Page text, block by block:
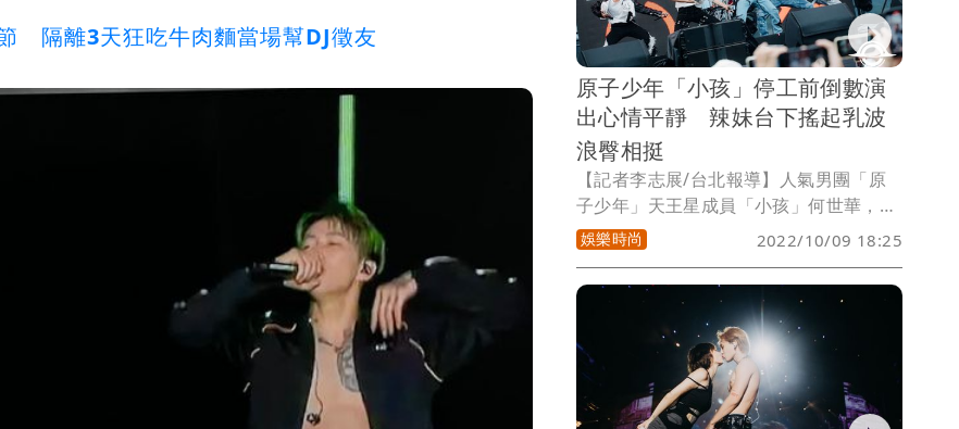
隔離3天狂吃牛肉麵當場幫DJ徵友
「Taiwanese fried chicken. YUM！」
原子少年「小孩」停工前倒數演
出心情平靜 辣妹台下搖起乳波
浪臀相挺
【記者李志展/台北報導】人氣男團「原
子少年」天王星成員「小孩」何世華，日
前被網美控他酒後硬上，該未成年網美在
媽媽的陪同下赴警局報案，小孩所屬野火
娛樂和滾石則發共同聲明，暫停何世華個
人演藝事業規劃。小孩則委託律師發聲
明，強調「從未誘拐欺騙」 ，更感嘆「遍
體鱗傷」。今「太空港音樂藝術嘉年華」
是小孩暫停演藝事業前倒數幾場演出，粉
絲冒雨相挺，還有辣妹在台下隨著他們的
娛樂時尚 2022/10/09 18:25